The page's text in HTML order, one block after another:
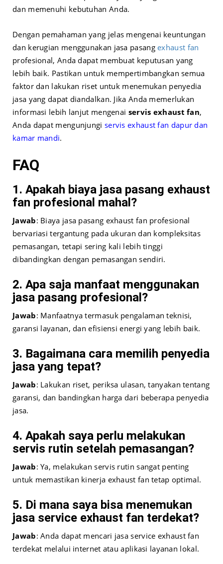
dan memenuhi kebutuhan Anda.
Dengan pemahaman yang jelas mengenai keuntungan
dan kerugian menggunakan jasa pasangexhaust fan
profesional, Anda dapat membuat keputusan yang
lebih baik. Pastikan untuk mempertimbangkan semua
faktor dan lakukan riset untuk menemukan penyedia
jasa yang dapat diandalkan. Jika Anda memerlukan
informasi lebih lanjut mengenai servis exhaust fan,
Anda dapat mengunjungi servis exhaust fan dapur dan
kamar mandi.
FAQ
1. Apakah biaya jasa pasang exhaust
fan profesional mahal?
Jawab: Biaya jasa pasang exhaust fan profesional
bervariasi tergantung pada ukuran dan kompleksitas
pemasangan, tetapi sering kali lebih tinggi
dibandingkan dengan pemasangan sendiri.
2. Apa saja manfaat menggunakan
jasa pasang profesional?
Jawab: Manfaatnya termasuk pengalaman teknisi,
garansi layanan, dan efisiensi energi yang lebih baik.
3. Bagaimana cara memilih penyedia
jasa yang tepat?
Jawab: Lakukan riset, periksa ulasan, tanyakan tentang
garansi, dan bandingkan harga dari beberapa penyedia
jasa.
4. Apakah saya perlu melakukan
servis rutin setelah pemasangan?
Jawab: Ya, melakukan servis rutin sangat penting
untuk memastikan kinerja exhaust fan tetap optimal.
5. Di mana saya bisa menemukan
jasa service exhaust fan terdekat?
Jawab: Anda dapat mencari jasa service exhaust fan
terdekat melalui internet atau aplikasi layanan lokal.